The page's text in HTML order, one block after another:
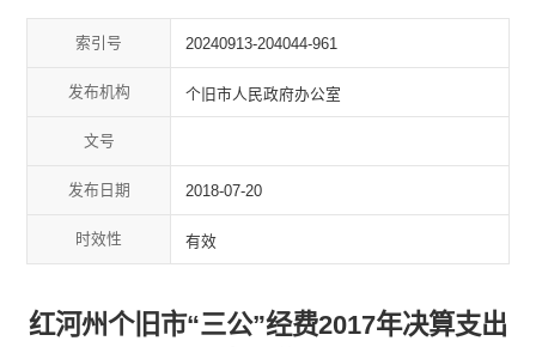
索引号 20240913-204044-961
发布机构 个旧市人民政府办公室
文号
发布日期 2018-07-20
时效性 有效
红河州个旧市“三公”经费2017年决算支出